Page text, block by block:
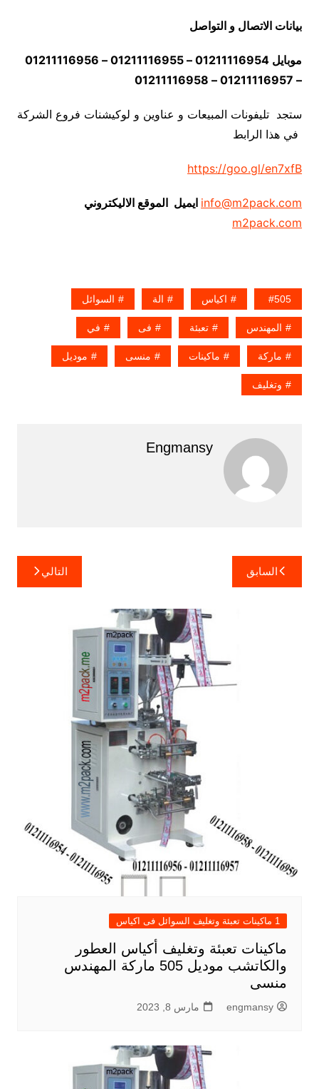
بيانات الاتصال و التواصل
موبايل 01211116954 – 01211116955 – 01211116956
– 01211116957 – 01211116958
ستجد تليفونات المبيعات و عناوين و لوكيشنات فروع الشركة
في هذا الرابط
https://goo.gl/en7xfB
info@m2pack.com ايميل الموقع الاليكتروني
m2pack.com
505 اكياس الة السوائل
المهندس تعبئة فى في
ماركة ماكينات منسى موديل
وتغليف
Engmansy
تصفّح
المقالات
السابق التالي
1 ماكينات تعبئة وتغليف السوائل فى اكياس
ماكينات تعبئة وتغليف أكياس العطور
والكاتشب موديل 505 ماركة المهندس
منسى
engmansy مارس 8, 2023